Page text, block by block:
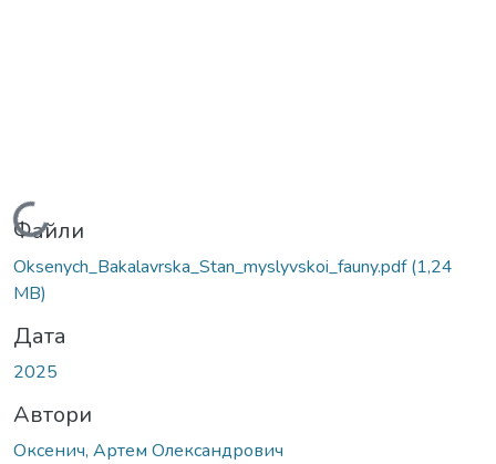
Вантажиться...
Файли
Oksenych_Bakalavrska_Stan_myslyvskoi_fauny.pdf(1,24
MB)
Дата
2025
Автори
Оксенич, Артем Олександрович